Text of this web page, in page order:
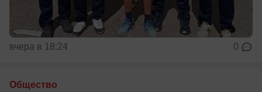
вчера в 18:24 0
Общество